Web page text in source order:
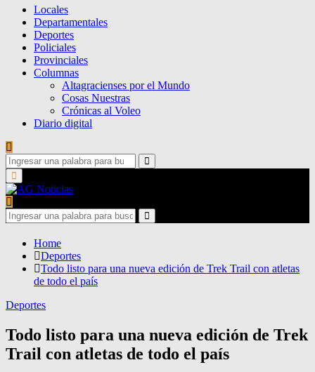
Locales
Departamentales
Deportes
Policiales
Provinciales
Columnas
Altagracienses por el Mundo
Cosas Nuestras
Crónicas al Voleo
Diario digital
Search
for:
Search
Primary
Menu
Search
for:
Search
Home
Deportes
Todo listo para una nueva edición de Trek Trail con atletas
de todo el país
Deportes
Todo listo para una nueva edición de Trek
Trail con atletas de todo el país